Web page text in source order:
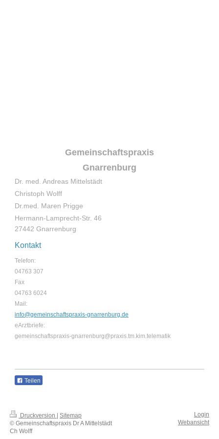
Gemeinschaftspraxis
Gnarrenburg
Dr. med. Andreas Mittelstädt
Christoph Wolff
Dr.med. Maren Prigge
Hermann-Lamprecht-Str. 46
27442 Gnarrenburg
Kontakt
Telefon:
04763 307
Fax
04763 6024
Mail:
info@gemeinschaftspraxis-gnarrenburg.de
eArztbriefe:
gemeinschaftspraxis-gnarrenburg@praxis.tm.kim.telematik
Teilen
Druckversion
Sitemap
© Gemeinschaftspraxis Dr A Mittelstädt
Ch Wolff
Login
Webansicht